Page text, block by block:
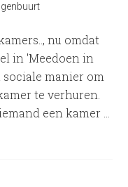
nu omdat
in 'Meedoen in
sociale manier om
te verhuren.
een kamer …